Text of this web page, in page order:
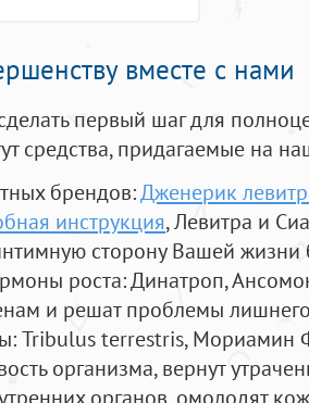
вместе с нами
первый шаг для
средства, придагаемые на
брендов:Дженерик
инструкция, Левитра и
сторону Вашей
роста: Динатроп,
и решат проблемы
Tribulus terrestris, Мориамин
организма, вернут